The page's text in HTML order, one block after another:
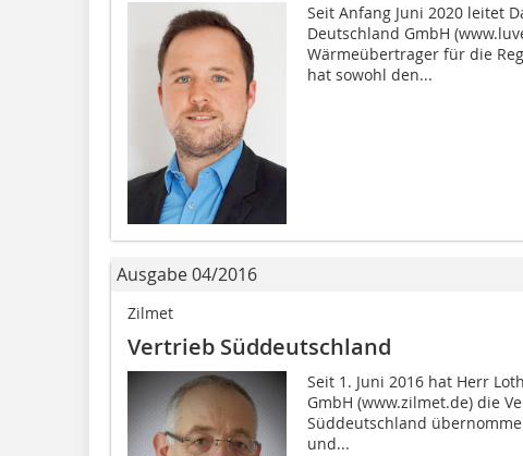
Seit Anfang Juni 2020 leitet
Deutschland GmbH
Wärmeübertrager für die
hat sowohl den...
Ausgabe 04/2016
Zilmet
Vertrieb Süddeutschland
Seit 1. Juni 2016 hat Herr
GmbH (www.zilmet.de) die
Süddeutschland
und...